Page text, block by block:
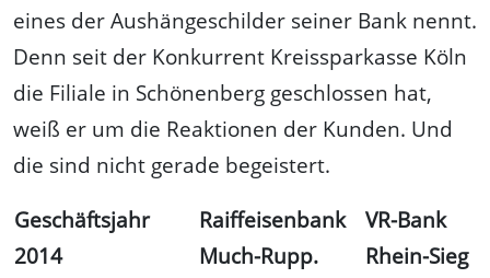
eines der Aushängeschilder seiner Bank nennt.
Denn seit der Konkurrent Kreissparkasse Köln
die Filiale in Schönenberg geschlossen hat,
weiß er um die Reaktionen der Kunden. Und
die sind nicht gerade begeistert.
Geschäftsjahr
2014
Raiffeisenbank
Much-Rupp.
VR-Bank
Rhein-Sieg